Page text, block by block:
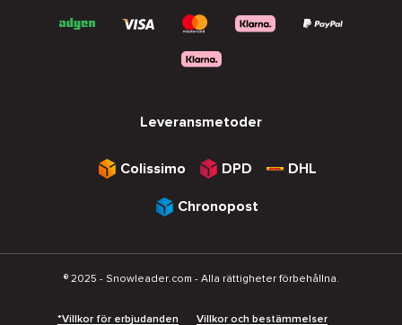
Leveransmetoder
Colissimo DPD DHL
Chronopost
® 2025 - Snowleader.com - Alla rättigheter förbehållna.
*Villkor för erbjudanden Villkor och bestämmelser